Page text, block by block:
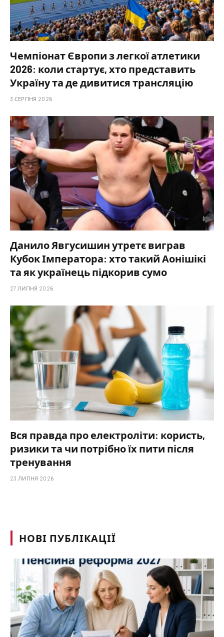
Чемпіонат Європи з легкої атлетики
2026: коли стартує, хто представить
Україну та де дивитися трансляцію
3 СЕРПНЯ 2026
Данило Явгусишин утретє виграв
Кубок Імператора: хто такий Аонішікі
та як українець підкорив сумо
27 ЛИПНЯ 2026
Вся правда про електроліти: користь,
ризики та чи потрібно їх пити після
тренування
23 ЛИПНЯ 2026
НОВІ ПУБЛІКАЦІЇ